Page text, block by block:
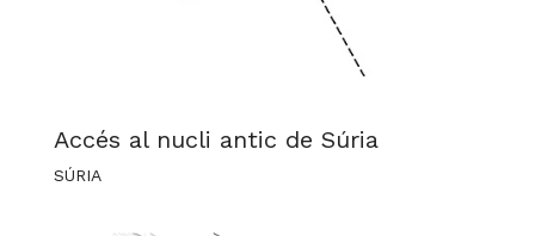
Accés al nucli antic de Súria
SÚRIA